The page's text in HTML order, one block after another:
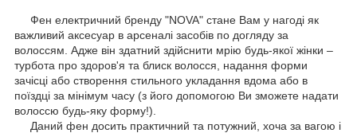
Фен електричний бренду "NOVA" стане Вам у нагоді як
важливий аксесуар в арсеналі засобів по догляду за
волоссям. Адже він здатний здійснити мрію будь-якої жінки –
турбота про здоров'я та блиск волосся, надання форми
зачісці або створення стильного укладання вдома або в
поїздці за мінімум часу (з його допомогою Ви зможете надати
волоссю будь-яку форму!).
Даний фен досить практичний та потужний, хоча за вагою і